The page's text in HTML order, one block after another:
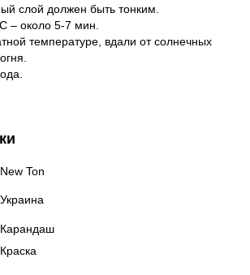
слой должен быть тонким.
– около 5-7 мин.
температуре, вдали от солнечных
New Ton
Украина
Карандаш
Краска